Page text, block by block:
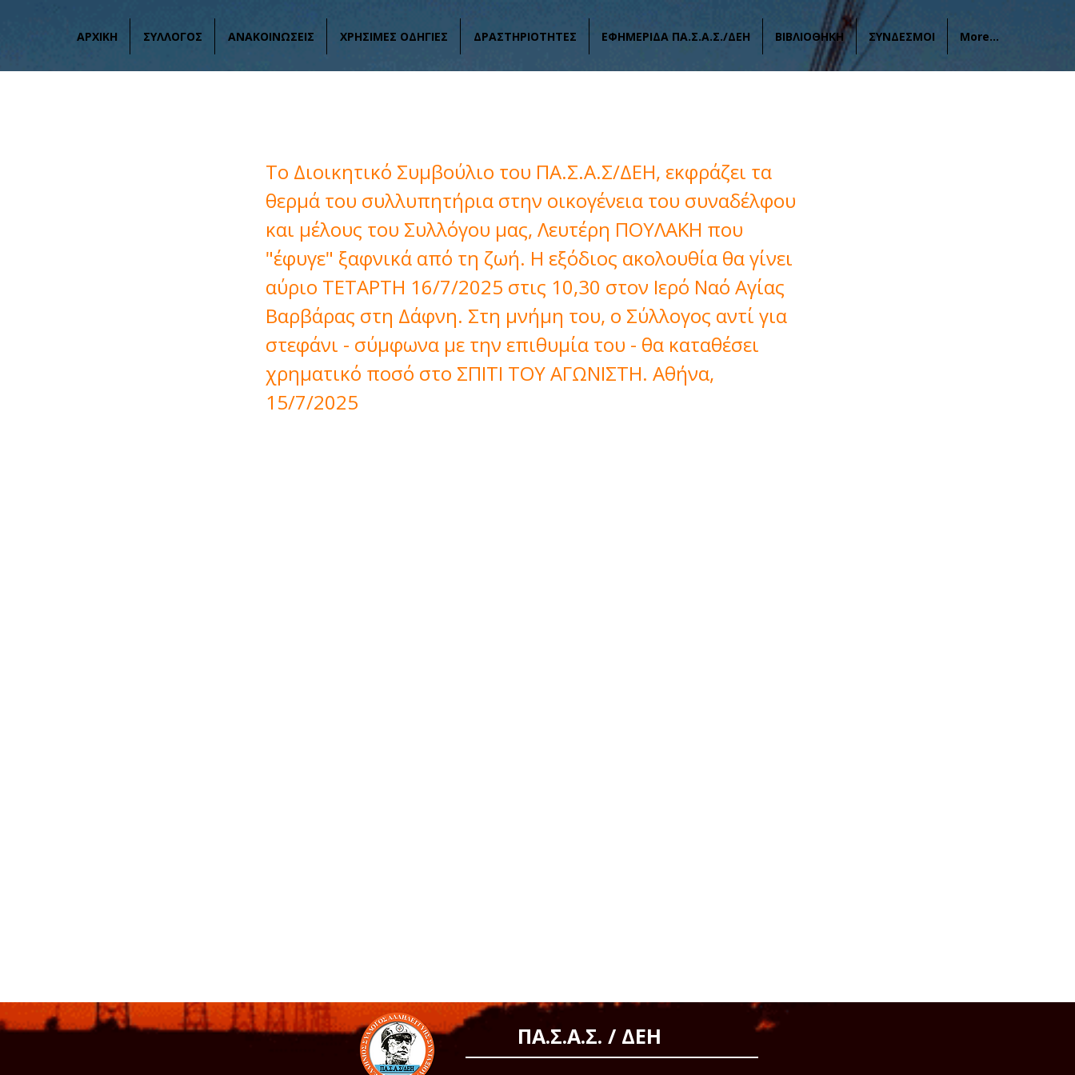
ΑΡΧΙΚΗ ΣΥΛΛΟΓΟΣ ΑΝΑΚΟΙΝΩΣΕΙΣ ΧΡΗΣΙΜΕΣ ΟΔΗΓΙΕΣ ΔΡΑΣΤΗΡΙΟΤΗΤΕΣ ΕΦΗΜΕΡΙΔΑ ΠΑ.Σ.Α.Σ./ΔΕΗ ΒΙΒΛΙΟΘΗΚΗ ΣΥΝΔΕΣΜΟΙ More...
Το Διοικητικό Συμβούλιο του ΠΑ.Σ.Α.Σ/ΔΕΗ, εκφράζει τα
θερμά του συλλυπητήρια στην οικογένεια του συναδέλφου
και μέλους του Συλλόγου μας, Λευτέρη ΠΟΥΛΑΚΗ που
"έφυγε" ξαφνικά από τη ζωή. Η εξόδιος ακολουθία θα γίνει
αύριο ΤΕΤΑΡΤΗ 16/7/2025 στις 10,30 στον Ιερό Ναό Αγίας
Βαρβάρας στη Δάφνη. Στη μνήμη του, ο Σύλλογος αντί για
στεφάνι - σύμφωνα με την επιθυμία του - θα καταθέσει
χρηματικό ποσό στο ΣΠΙΤΙ ΤΟΥ ΑΓΩΝΙΣΤΗ. Αθήνα,
15/7/2025
ΠΑ.Σ.Α.Σ. / ΔΕΗ